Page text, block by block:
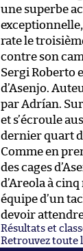
une superbe
exceptionnelle,
rate le
contre son
Sergi Roberto
d’Asenjo.
par Adrían.
et s’écroule
dernier quart
Comme en
des cages
d’Areola à
équipe d’un
devoir
Résultats et
Retrouvez toute